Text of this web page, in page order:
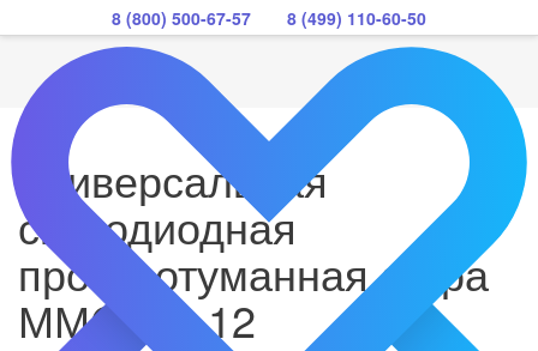
8 (800) 500-67-57 8 (499) 110-60-50
Универсальная
светодиодная
противотуманная фара
ММC.WL-12